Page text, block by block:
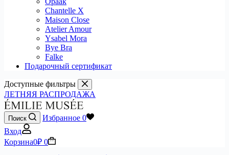
Chantelle X
Maison Close
Atelier Amour
Ysabel Mora
Bye Bra
Falke
Подарочный сертификат
Доступные фильтры
ЛЕТНЯЯ РАСПРОДАЖА
Поиск Избранное 0
Вход
Корзина0₽ 0